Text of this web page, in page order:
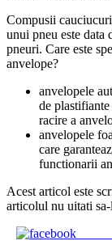
Compusii
unui pneu este
pneuri. Care este
anvelope?
anvelopele
de
racire a
anvelopele
care
functionarii
Acest articol este
articolul nu uitati